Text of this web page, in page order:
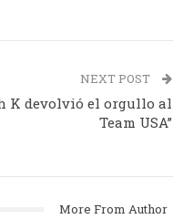
NEXT POST
K devolvió el orgullo al
Team USA”
More From Author